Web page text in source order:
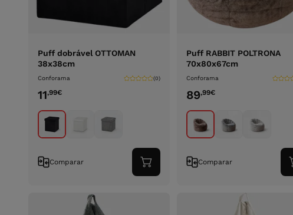
Puff dobrável OTTOMAN
38x38cm
Conforama (0)
11,99€
Comparar
Adicionar
ao
Puff RABBIT POLTRONA
70x80x67cm
Conforama
89,99€
Comparar